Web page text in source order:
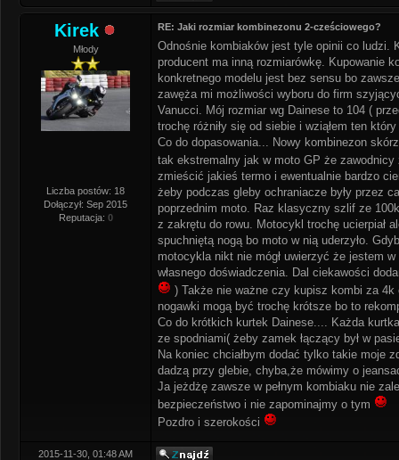
Kirek
Młody
Liczba postów: 18
Dołączył: Sep 2015
Reputacja: 0
RE: Jaki rozmiar kombinezonu 2-cześciowego?
Odnośnie kombiaków jest tyle opinii co ludzi.
producent ma inną rozmiarówkę. Kupowanie
konkretnego modelu jest bez sensu bo
zawęża mi możliwości wyboru do firm
Vanucci. Mój rozmiar wg Dainese to 104 (
trochę różniły się od siebie i wziąłem ten
Co do dopasowania... Nowy kombinezon
tak ekstremalny jak w moto GP że
zmieścić jakieś termo i ewentualnie bardzo
żeby podczas gleby ochraniacze były przez
poprzednim moto. Raz klasyczny szlif ze
z zakrętu do rowu. Motocykl trochę ucierpiał
spuchniętą nogą bo moto w nią uderzyło.
motocykla nikt nie mógł uwierzyć że jestem
własnego doświadczenia. Dal ciekawości
) Także nie ważne czy kupisz kombi za
nogawki mogą być trochę krótsze bo to
Co do krótkich kurtek Dainese.... Każda
ze spodniami( żeby zamek łączący był w
Na koniec chciałbym dodać tylko takie moje
dadzą przy glebie, chyba,że mówimy o
Ja jeżdżę zawsze w pełnym kombiaku nie
bezpieczeństwo i nie zapominajmy o tym
Pozdro i szerokości
2015-11-30, 01:48 AM